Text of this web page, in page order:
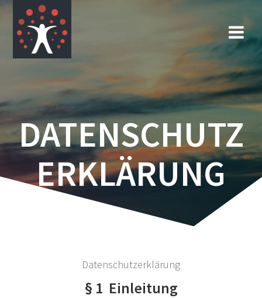
DATENSCHUTZ
ERKLÄRUNG
Datenschutzerklärung
§ 1 Einleitung